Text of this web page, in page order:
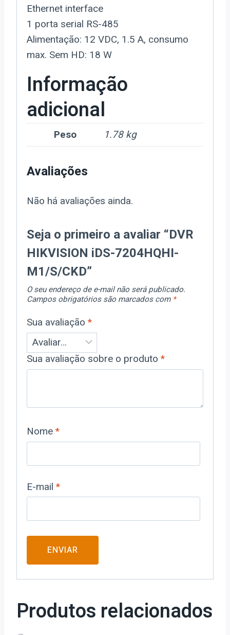
Ethernet interface
1 porta serial RS-485
Alimentação: 12 VDC, 1.5 A, consumo
max. Sem HD: 18 W
Informação
adicional
Peso 1.78 kg
Avaliações
Não há avaliações ainda.
Seja o primeiro a avaliar “DVR
HIKVISION iDS-7204HQHI-
M1/S/CKD”
O seu endereço de e-mail não será publicado.
Campos obrigatórios são marcados com *
Sua avaliação *
Sua avaliação sobre o produto *
Nome *
E-mail *
Produtos relacionados